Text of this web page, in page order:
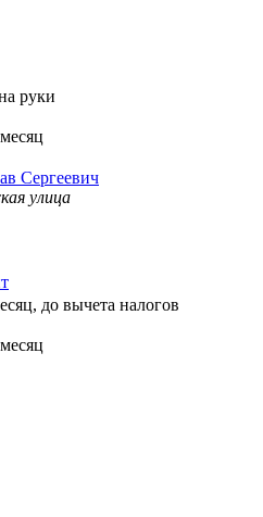
руки
Сергеевич
улица
до вычета налогов